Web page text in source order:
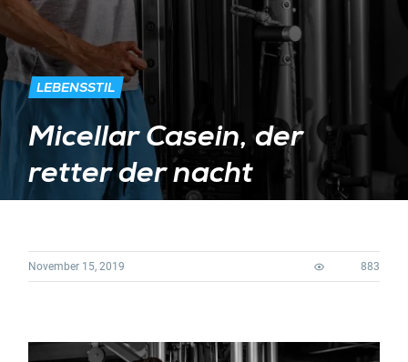
LEBENSSTIL
Micellar Casein, der
retter der nacht
November 15, 2019 883